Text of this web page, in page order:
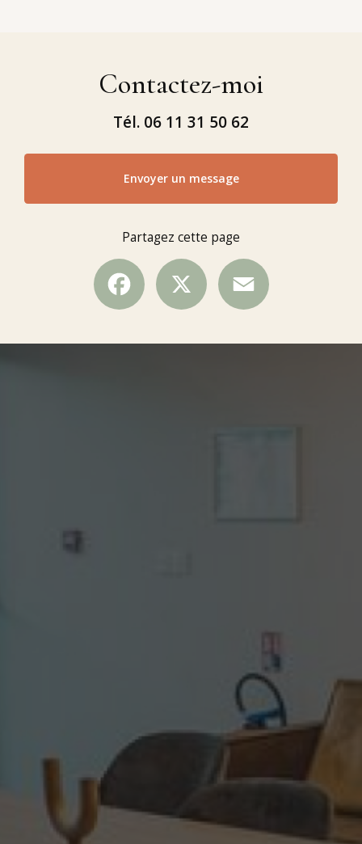
Contactez-moi
Tél. 06 11 31 50 62
Envoyer un message
Partagez cette page
Facebook